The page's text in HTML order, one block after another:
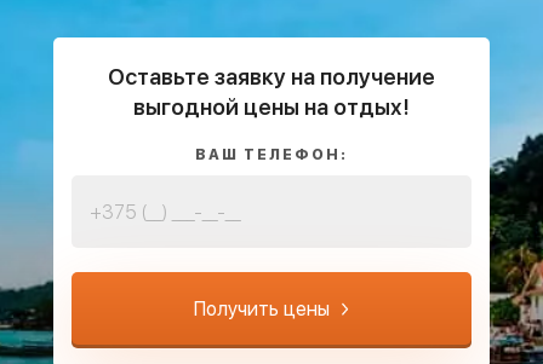
Оставьте заявку на получение
выгодной цены на отдых!
ВАШ ТЕЛЕФОН:
Получить цены